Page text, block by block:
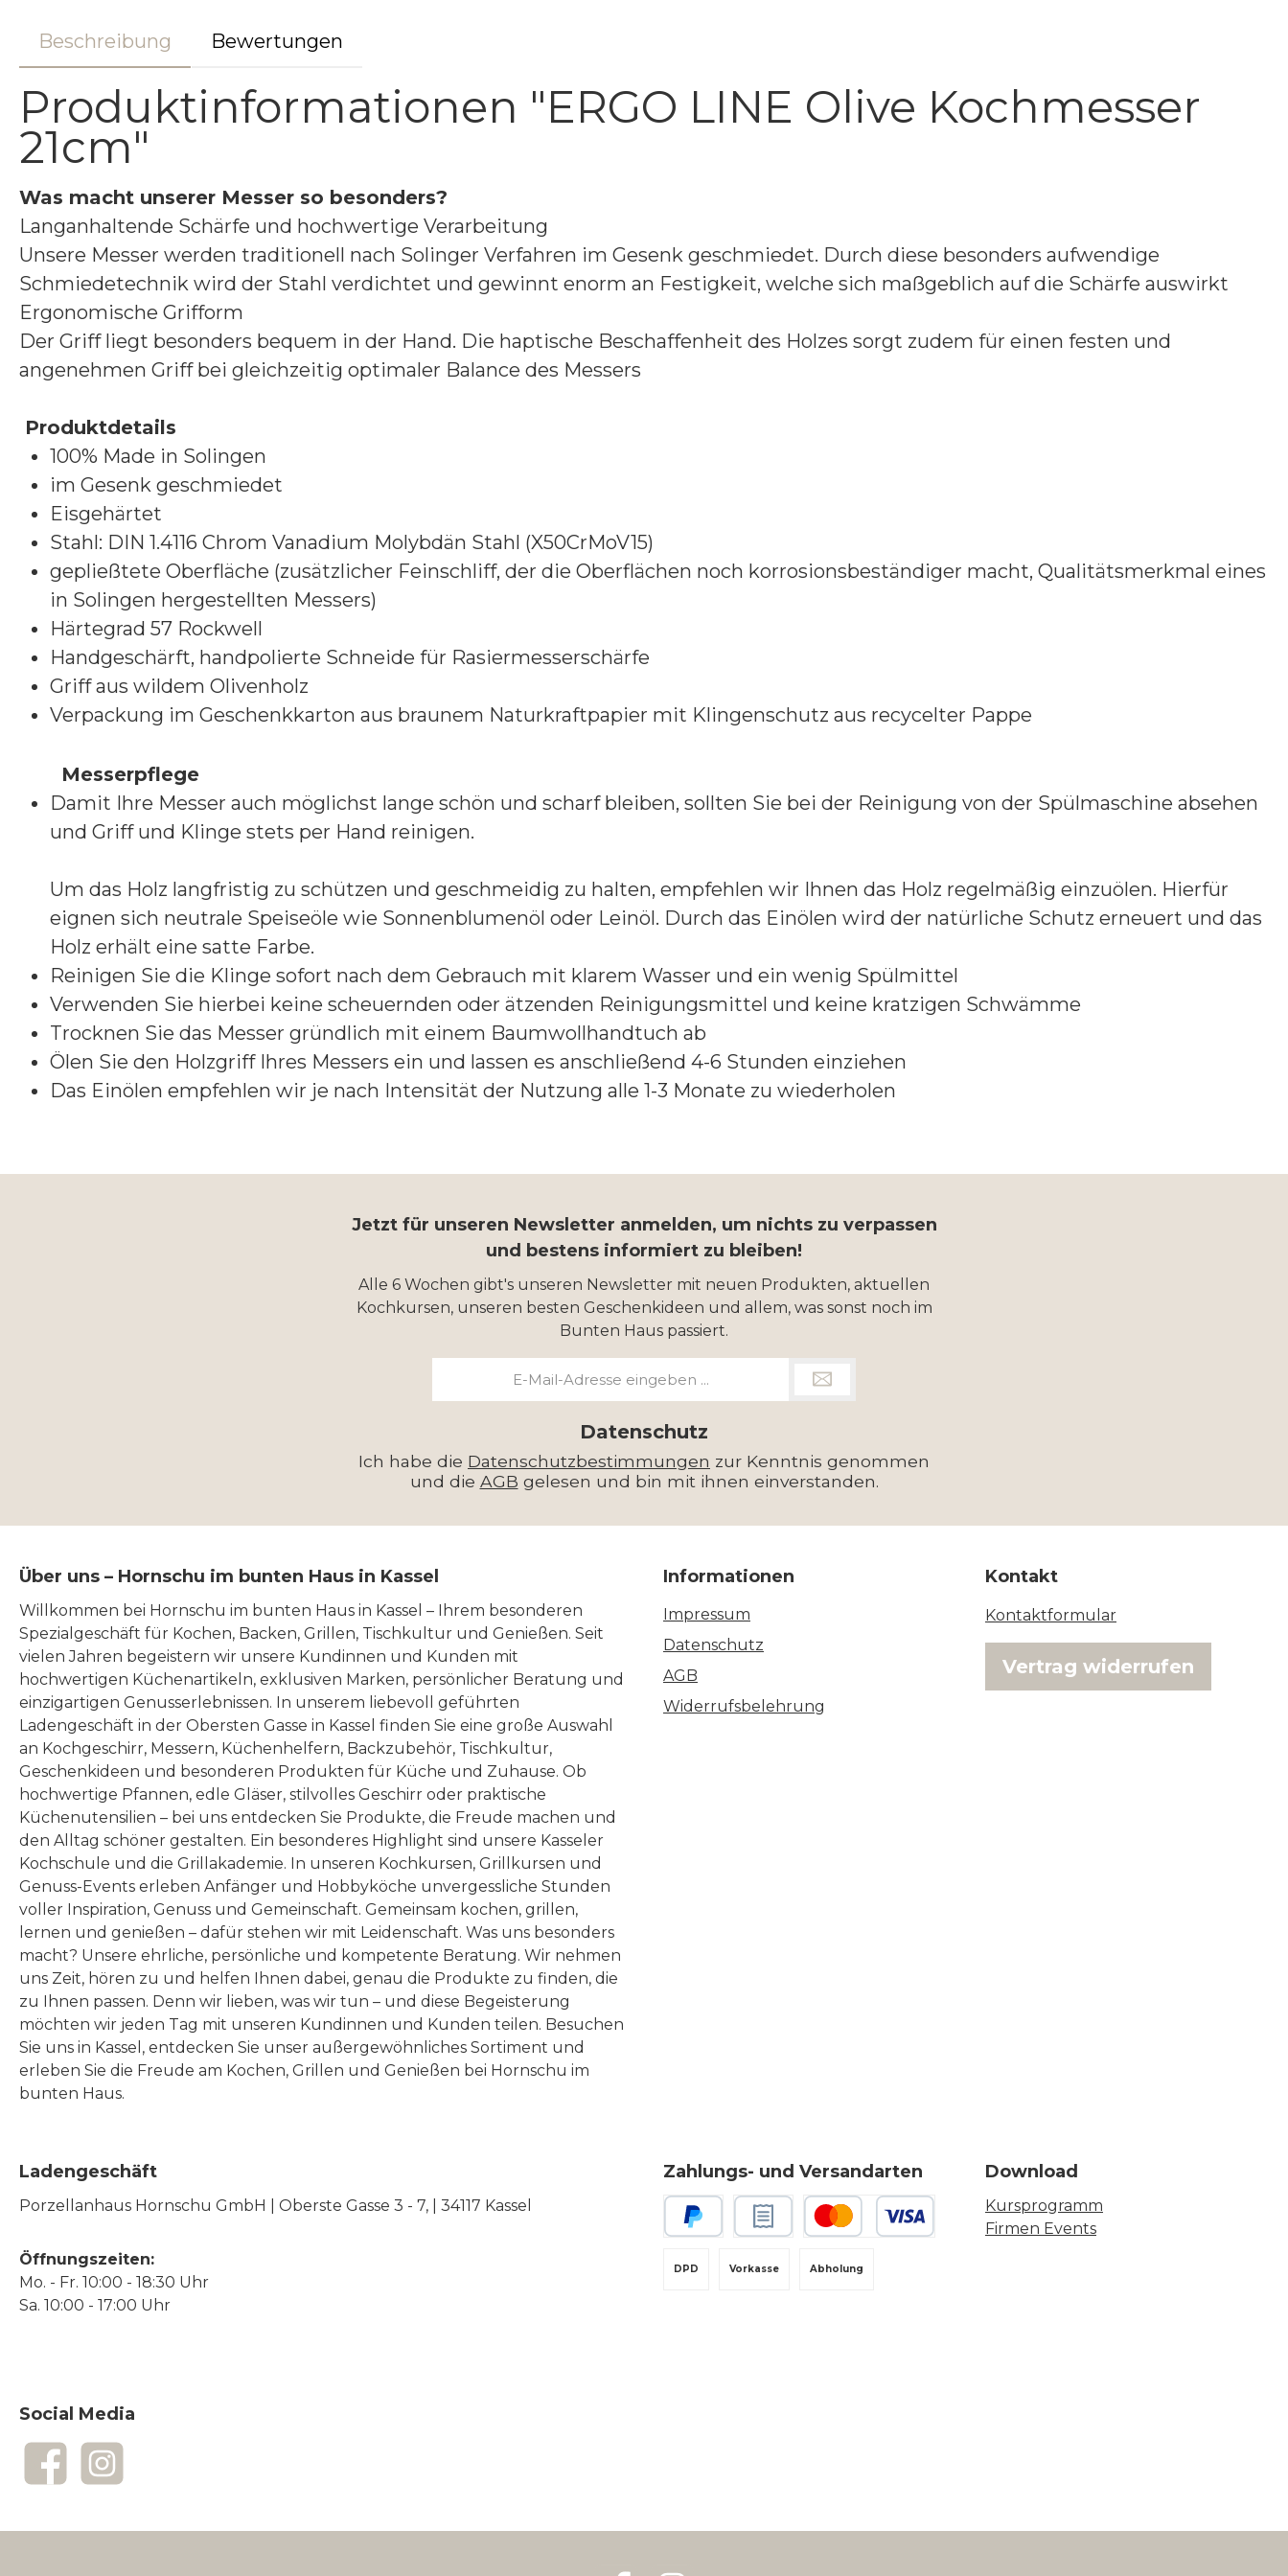
Beschreibung Bewertungen
Produktinformationen "ERGO LINE Olive Kochmesser
21cm"
Was macht unserer Messer so besonders?
Langanhaltende Schärfe und hochwertige Verarbeitung
Unsere Messer werden traditionell nach Solinger Verfahren im Gesenk geschmiedet. Durch diese besonders aufwendige
Schmiedetechnik wird der Stahl verdichtet und gewinnt enorm an Festigkeit, welche sich maßgeblich auf die Schärfe auswirkt
Ergonomische Grifform
Der Griff liegt besonders bequem in der Hand. Die haptische Beschaffenheit des Holzes sorgt zudem für einen festen und
angenehmen Griff bei gleichzeitig optimaler Balance des Messers
Produktdetails
100% Made in Solingen
im Gesenk geschmiedet
Eisgehärtet
Stahl: DIN 1.4116 Chrom Vanadium Molybdän Stahl (X50CrMoV15)
gepließtete Oberfläche (zusätzlicher Feinschliff, der die Oberflächen noch korrosionsbeständiger macht, Qualitätsmerkmal eines
in Solingen hergestellten Messers)
Härtegrad 57 Rockwell
Handgeschärft, handpolierte Schneide für Rasiermesserschärfe
Griff aus wildem Olivenholz
Verpackung im Geschenkkarton aus braunem Naturkraftpapier mit Klingenschutz aus recycelter Pappe
Messerpflege
Damit Ihre Messer auch möglichst lange schön und scharf bleiben, sollten Sie bei der Reinigung von der Spülmaschine absehen
und Griff und Klinge stets per Hand reinigen.
Um das Holz langfristig zu schützen und geschmeidig zu halten, empfehlen wir Ihnen das Holz regelmäßig einzuölen. Hierfür
eignen sich neutrale Speiseöle wie Sonnenblumenöl oder Leinöl. Durch das Einölen wird der natürliche Schutz erneuert und das
Holz erhält eine satte Farbe.
Reinigen Sie die Klinge sofort nach dem Gebrauch mit klarem Wasser und ein wenig Spülmittel
Verwenden Sie hierbei keine scheuernden oder ätzenden Reinigungsmittel und keine kratzigen Schwämme
Trocknen Sie das Messer gründlich mit einem Baumwollhandtuch ab
Ölen Sie den Holzgriff Ihres Messers ein und lassen es anschließend 4-6 Stunden einziehen
Das Einölen empfehlen wir je nach Intensität der Nutzung alle 1-3 Monate zu wiederholen
Jetzt für unseren Newsletter anmelden, um nichts zu verpassen
und bestens informiert zu bleiben!
Alle 6 Wochen gibt's unseren Newsletter mit neuen Produkten, aktuellen
Kochkursen, unseren besten Geschenkideen und allem, was sonst noch im
Bunten Haus passiert.
Datenschutz
Ich habe die Datenschutzbestimmungen zur Kenntnis genommen
und die AGB gelesen und bin mit ihnen einverstanden.
Über uns – Hornschu im bunten Haus in Kassel
Willkommen bei Hornschu im bunten Haus in Kassel – Ihrem besonderen
Spezialgeschäft für Kochen, Backen, Grillen, Tischkultur und Genießen. Seit
vielen Jahren begeistern wir unsere Kundinnen und Kunden mit
hochwertigen Küchenartikeln, exklusiven Marken, persönlicher Beratung und
einzigartigen Genusserlebnissen. In unserem liebevoll geführten
Ladengeschäft in der Obersten Gasse in Kassel finden Sie eine große Auswahl
an Kochgeschirr, Messern, Küchenhelfern, Backzubehör, Tischkultur,
Geschenkideen und besonderen Produkten für Küche und Zuhause. Ob
hochwertige Pfannen, edle Gläser, stilvolles Geschirr oder praktische
Küchenutensilien – bei uns entdecken Sie Produkte, die Freude machen und
den Alltag schöner gestalten. Ein besonderes Highlight sind unsere Kasseler
Kochschule und die Grillakademie. In unseren Kochkursen, Grillkursen und
Genuss-Events erleben Anfänger und Hobbyköche unvergessliche Stunden
voller Inspiration, Genuss und Gemeinschaft. Gemeinsam kochen, grillen,
lernen und genießen – dafür stehen wir mit Leidenschaft. Was uns besonders
macht? Unsere ehrliche, persönliche und kompetente Beratung. Wir nehmen
uns Zeit, hören zu und helfen Ihnen dabei, genau die Produkte zu finden, die
zu Ihnen passen. Denn wir lieben, was wir tun – und diese Begeisterung
möchten wir jeden Tag mit unseren Kundinnen und Kunden teilen. Besuchen
Sie uns in Kassel, entdecken Sie unser außergewöhnliches Sortiment und
erleben Sie die Freude am Kochen, Grillen und Genießen bei Hornschu im
bunten Haus.
Informationen
Impressum
Datenschutz
AGB
Widerrufsbelehrung
Kontakt
Kontaktformular
Vertrag widerrufen
Ladengeschäft
Porzellanhaus Hornschu GmbH | Oberste Gasse 3 - 7, | 34117 Kassel
Öffnungszeiten:
Mo. - Fr. 10:00 - 18:30 Uhr
Sa. 10:00 - 17:00 Uhr
Zahlungs- und Versandarten
Vorkasse
DPD Abholung
Download
Kursprogramm
Firmen Events
Social Media
FacebookInstagram